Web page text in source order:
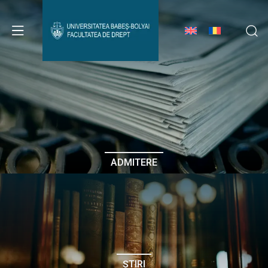
Avizier Studenți
Studii
Admitere
Erasmus & Internațional
Despre Facultate
ADMITERE
ȘTIRI